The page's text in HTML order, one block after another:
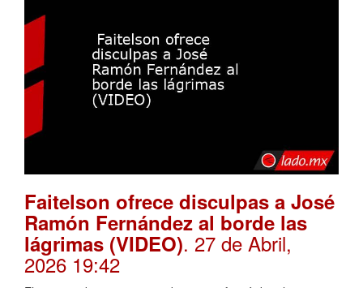
Faitelson ofrece disculpas a José
Ramón Fernández al borde las
lágrimas (VIDEO). 27 de Abril,
2026 19:42